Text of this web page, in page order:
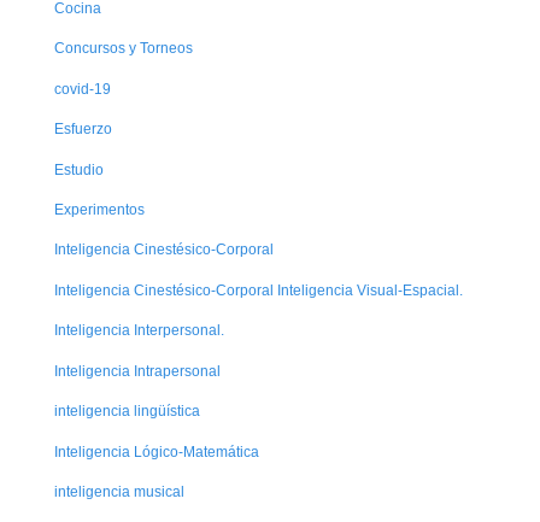
Cocina
Concursos y Torneos
covid-19
Esfuerzo
Estudio
Experimentos
Inteligencia Cinestésico-Corporal
Inteligencia Cinestésico-Corporal Inteligencia Visual-Espacial.
Inteligencia Interpersonal.
Inteligencia Intrapersonal
inteligencia lingüística
Inteligencia Lógico-Matemática
inteligencia musical